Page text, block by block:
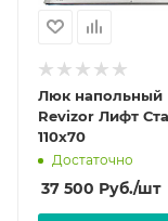
Люк напольный
Revizor Лифт
110x70
Достаточно
37 500 Руб./шт